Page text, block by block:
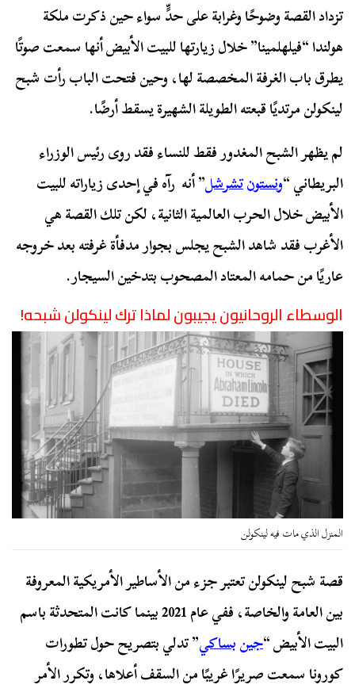
تزداد القصة وضوحًا وغرابة على حدٍّ سواء حين ذكرت ملكة
هولندا “فيلهلمينا” خلال زيارتها للبيت الأبيض أنها سمعت صوتًا
يطرق باب الغرفة المخصصة لها، وحين فتحت الباب رأت شبح
لينكولن مرتديًا قبعته الطويلة الشهيرة يسقط أرضًا.
لم يظهر الشبح المغدور فقط للنساء فقد روى رئيس الوزراء
البريطاني “ونستونتشرشل” أنه رآه في إحدى زياراته للبيت
الأبيض خلال الحرب العالمية الثانية، لكن تلك القصة هي
الأغرب فقد شاهد الشبح يجلس بجوار مدفأة غرفته بعد خروجه
عاريًا من حمامه المعتاد المصحوب بتدخين السيجار.
الوسطاء الروحانيون يجيبون لماذا ترك لينكولن شبحه!
المنزل الذي مات فيه لينكولن
قصة شبح لينكولن تعتبر جزء من الأساطير الأمريكية المعروفة
بين العامة والخاصة، ففي عام 2021 بينما كانت المتحدثة باسم
البيت الأبيض “جينبساكي” تدلي بتصريح حول تطورات
كورونا سمعت صريرًا غريبًا من السقف أعلاها، وتكرر الأمر